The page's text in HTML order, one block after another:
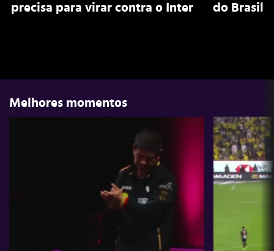
precisa para virar contra o Inter
do Brasil
Melhores momentos